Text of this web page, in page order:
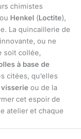
chimistes
Henkel (Loctite),
La quincaillerie de
ou ne
soit collée,
à base de
citées, qu’elles
visserie ou de la
cet espoir de
atelier et chaque